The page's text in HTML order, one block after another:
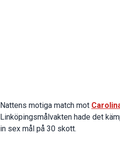
Nattens motiga match mot
Linköpingsmålvakten hade det
in sex mål på 30 skott.